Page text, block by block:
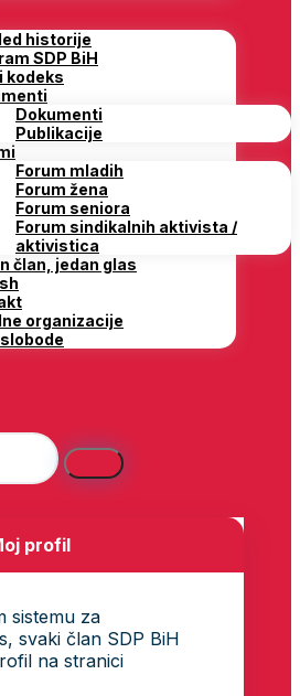
historije
SDP BiH
kodeks
Dokumenti
Publikacije
Forum mladih
Forum žena
Forum seniora
Forum sindikalnih aktivista /
aktivistica
član, jedan glas
organizacije
profil
sistemu za
svaki član SDP BiH
na stranici